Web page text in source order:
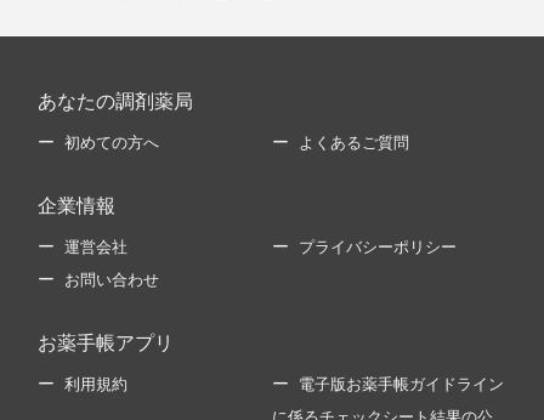
あなたの調剤薬局
初めての方へ よくあるご質問
企業情報
運営会社 プライバシーポリシー
お問い合わせ
お薬手帳アプリ
利用規約 電子版お薬手帳ガイドライン